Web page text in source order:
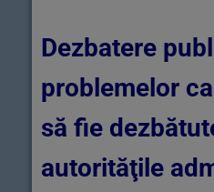
Dezbatere
problemelor
să fie
autorităţile